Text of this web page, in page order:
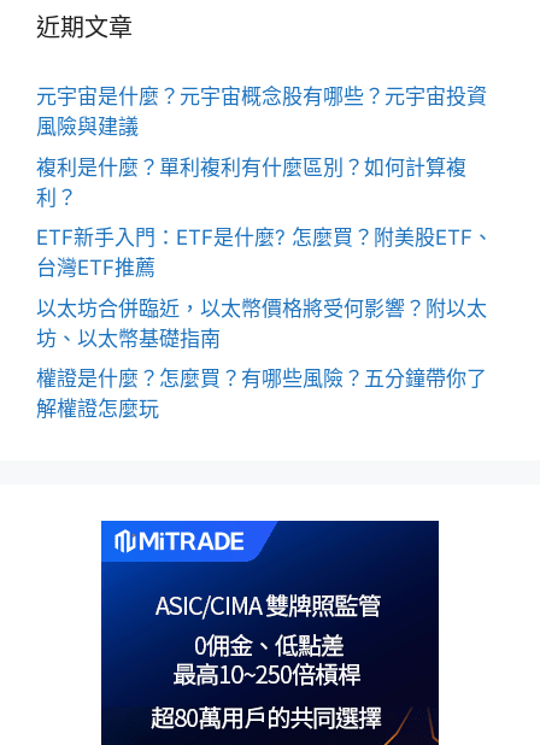
近期文章
元宇宙是什麼？元宇宙概念股有哪些？元宇宙投資
風險與建議
複利是什麼？單利複利有什麼區別？如何計算複
利？
ETF新手入門：ETF是什麼? 怎麼買？附美股ETF、
台灣ETF推薦
以太坊合併臨近，以太幣價格將受何影響？附以太
坊、以太幣基礎指南
權證是什麼？怎麼買？有哪些風險？五分鐘帶你了
解權證怎麼玩